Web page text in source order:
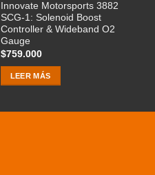
Innovate Motorsports 3882
SCG-1: Solenoid Boost
Controller & Wideband O2
Gauge
$759.000
LEER MÁS